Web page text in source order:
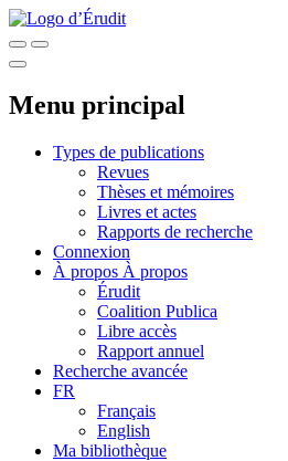
Menu principal
Types de publications
Revues
Thèses et mémoires
Livres et actes
Rapports de recherche
Connexion
À propos À propos
Érudit
Coalition Publica
Libre accès
Rapport annuel
Recherche avancée
FR
Français
English
Ma bibliothèque